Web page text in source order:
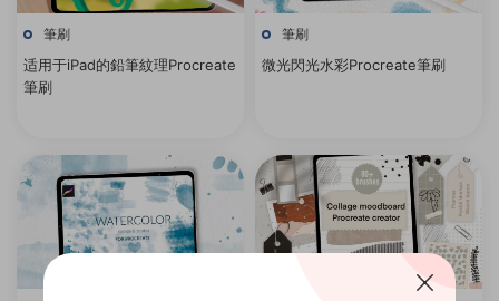
筆刷
适用于iPad的鉛筆紋理Procreate
筆刷
筆刷
微光閃光水彩Procreate筆刷